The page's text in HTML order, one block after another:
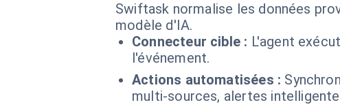
Swiftask normalise les données
modèle d'IA.
Connecteur cible : L'agent
l'événement.
Actions automatisées :
multi-sources, alertes